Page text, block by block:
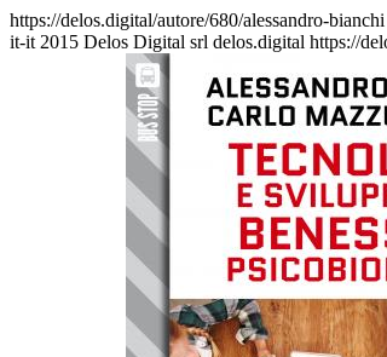
https://delos.digital/autore/680/alessandro-bianchi
it-it 2015 Delos Digital srl delos.digital https://